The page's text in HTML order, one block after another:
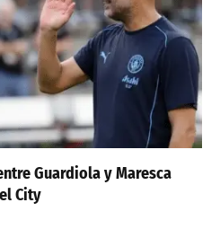
Guardiola y Maresca
City